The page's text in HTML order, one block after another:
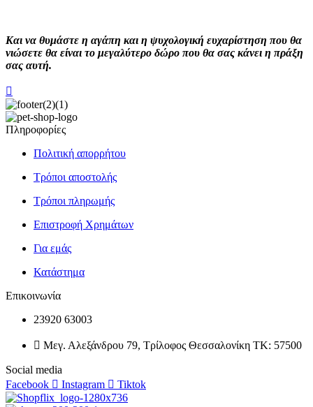
Και να θυμάστε η αγάπη και η ψυχολογική ευχαρίστηση που θα
νιώσετε θα είναι το μεγαλύτερο δώρο που θα σας κάνει η πράξη
σας αυτή.
Πληροφορίες
Πολιτική απορρήτου
Τρόποι αποστολής
Τρόποι πληρωμής
Επιστροφή Χρημάτων
Για εμάς
Κατάστημα
Επικοινωνία
23920 63003
Μεγ. Αλεξάνδρου 79, Τρίλοφος Θεσσαλονίκη ΤΚ: 57500
Social media
Facebook
Instagram Tiktok